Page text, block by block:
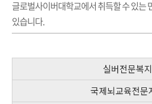
글로벌사이버대학교에서 취득할 수 있는
있습니다.
실버전문복
국제뇌교육전문